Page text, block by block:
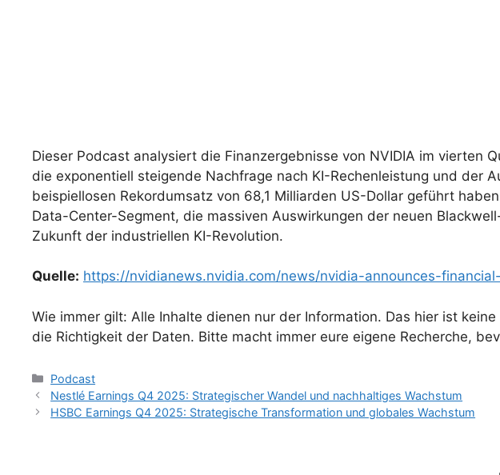
Dieser Podcast analysiert die Finanzergebnisse von NVIDIA im vierten
die exponentiell steigende Nachfrage nach KI-Rechenleistung und der
beispiellosen Rekordumsatz von 68,1 Milliarden US-Dollar geführt
Data-Center-Segment, die massiven Auswirkungen der neuen
Zukunft der industriellen KI-Revolution.
Quelle: https://nvidianews.nvidia.com/news/nvidia-announces-
Wie immer gilt: Alle Inhalte dienen nur der Information. Das hier ist
die Richtigkeit der Daten. Bitte macht immer eure eigene Recherche,
Kategorien
Podcast
Nestlé Earnings Q4 2025: Strategischer Wandel und nachhaltiges Wachstum
HSBC Earnings Q4 2025: Strategische Transformation und globales Wachstum